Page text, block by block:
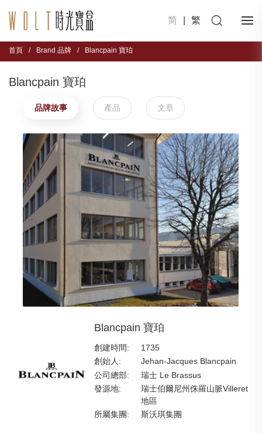
简 繁
首頁 / Brand 品牌 / Blancpain 寶珀
Blancpain 寶珀
品牌故事 產品 文章
Blancpain 寶珀
創建時間:
1735
創始人:
Jehan-Jacques Blancpain
公司總部:
瑞士 Le Brassus
發源地:
瑞士伯爾尼州侏羅山脈Villeret
地區
所屬集團:
斯沃琪集團